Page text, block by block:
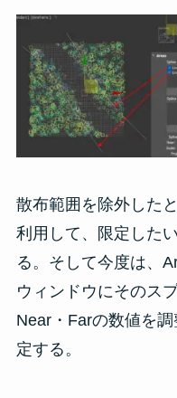
散布範囲を除外した
利用して、限定した
る。そして今度は、
ウィンドウにそのス
Near・Farの数値を
定する。